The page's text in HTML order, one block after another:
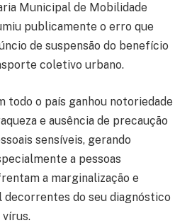
Municipal de Mobilidade
publicamente o erro que
de suspensão do benefício
coletivo urbano.
todo o país ganhou notoriedade
e ausência de precaução
sensíveis, gerando
a pessoas
a marginalização e
decorrentes do seu diagnóstico
vírus.